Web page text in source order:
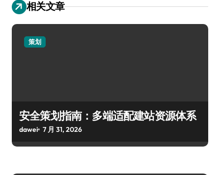
相关文章
策划
安全策划指南：多端适配建站资源体系
dawei 7 月 31, 2026